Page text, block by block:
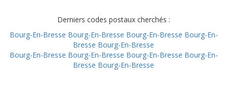
Derniers codes postaux cherchés :
Bourg-En-Bresse Bourg-En-Bresse Bourg-En-Bresse Bourg-En-
Bresse Bourg-En-Bresse
Bourg-En-Bresse Bourg-En-Bresse Bourg-En-Bresse Bourg-En-
Bresse Bourg-En-Bresse